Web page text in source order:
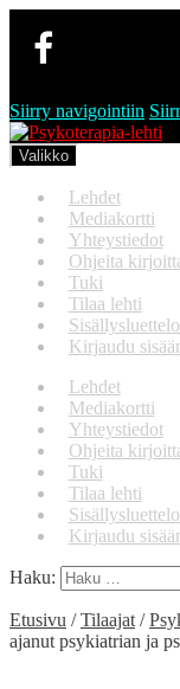
Siirry navigointiin
Valikko
Lehdet
Mediakortti
Yhteystiedot
Ohjeita
Tuki
Tilaa lehti
Kirjaudu
Lehdet
Mediakortti
Yhteystiedot
Ohjeita
Tuki
Tilaa lehti
Kirjaudu
Haku:
Etusivu /Tilaajat /
ajanut psykiatrian ja